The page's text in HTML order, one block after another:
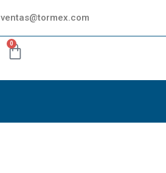
ventas@tormex.com
0